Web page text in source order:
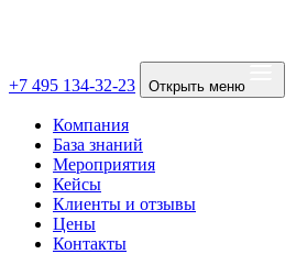
+7 495 134-32-23 Открыть меню
Компания
База знаний
Мероприятия
Кейсы
Клиенты и отзывы
Цены
Контакты